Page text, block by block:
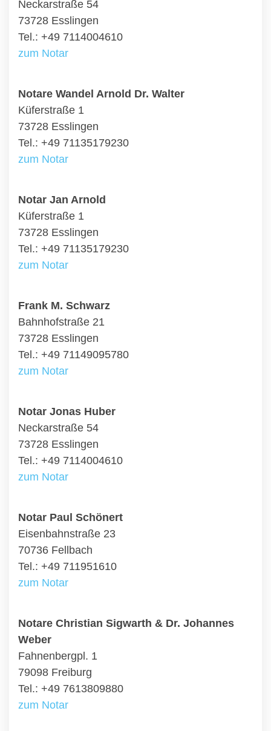
Neckarstraße 54
73728 Esslingen
Tel.: +49 7114004610
zum Notar
Notare Wandel Arnold Dr. Walter
Küferstraße 1
73728 Esslingen
Tel.: +49 71135179230
zum Notar
Notar Jan Arnold
Küferstraße 1
73728 Esslingen
Tel.: +49 71135179230
zum Notar
Frank M. Schwarz
Bahnhofstraße 21
73728 Esslingen
Tel.: +49 71149095780
zum Notar
Notar Jonas Huber
Neckarstraße 54
73728 Esslingen
Tel.: +49 7114004610
zum Notar
Notar Paul Schönert
Eisenbahnstraße 23
70736 Fellbach
Tel.: +49 711951610
zum Notar
Notare Christian Sigwarth & Dr. Johannes
Weber
Fahnenbergpl. 1
79098 Freiburg
Tel.: +49 7613809880
zum Notar